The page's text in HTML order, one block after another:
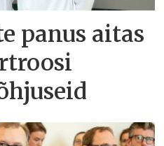
panus aitas